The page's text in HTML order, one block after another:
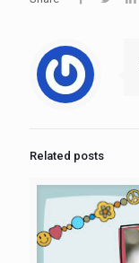
Related posts